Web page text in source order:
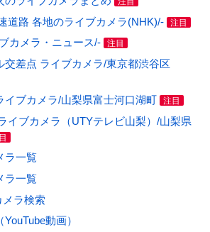
道路 各地のライブカメラ(NHK)/- 注目
カメラ・ニュース/- 注目
交差点 ライブカメラ/東京都渋谷区
イブカメラ/山梨県富士河口湖町 注目
イブカメラ（UTYテレビ山梨）/山梨県
ラ一覧
ラ一覧
メラ検索
動画）